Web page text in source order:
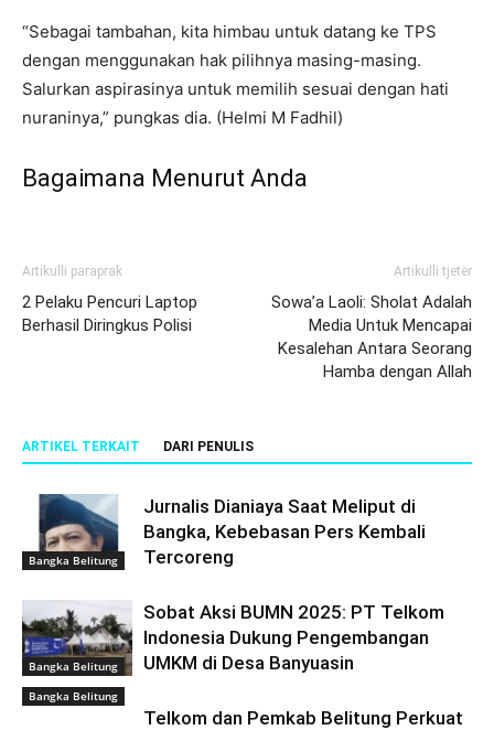
“Sebagai tambahan, kita himbau untuk datang ke TPS
dengan menggunakan hak pilihnya masing-masing.
Salurkan aspirasinya untuk memilih sesuai dengan hati
nuraninya,” pungkas dia. (Helmi M Fadhil)
Bagaimana Menurut Anda
Artikulli paraprak
2 Pelaku Pencuri Laptop
Berhasil Diringkus Polisi
Artikulli tjetër
Sowa’a Laoli: Sholat Adalah
Media Untuk Mencapai
Kesalehan Antara Seorang
Hamba dengan Allah
ARTIKEL TERKAIT DARI PENULIS
Bangka Belitung
Jurnalis Dianiaya Saat Meliput di
Bangka, Kebebasan Pers Kembali
Tercoreng
Bangka Belitung
Sobat Aksi BUMN 2025: PT Telkom
Indonesia Dukung Pengembangan
UMKM di Desa Banyuasin
Bangka Belitung
Telkom dan Pemkab Belitung Perkuat